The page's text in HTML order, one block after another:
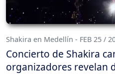
Shakira en Medellín - FEB 25 /
Concierto de Shakira
organizadores revelan